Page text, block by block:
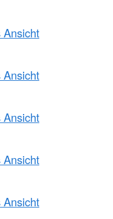
Ansicht
Ansicht
Ansicht
Ansicht
Ansicht